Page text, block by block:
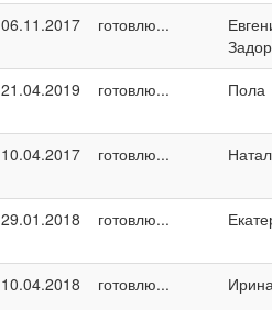
06.11.2017 готовлю...
21.04.2019 готовлю... Пола
10.04.2017 готовлю...
29.01.2018 готовлю...
10.04.2018 готовлю...